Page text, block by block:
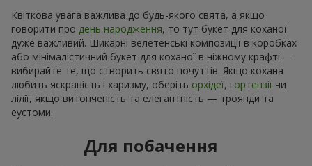
Квіткова увага важлива до будь-якого свята, а якщо
говорити про день народження, то тут букет для коханої
дуже важливий. Шикарні велетенські композиції в коробках
або мінімалістичний букет для коханої в ніжному крафті —
вибирайте те, що створить свято почуттів. Якщо кохана
любить яскравість і харизму, оберіть орхідеї, гортензії чи
лілії, якщо витонченість та елегантність — троянди та
еустоми.
Для побачення